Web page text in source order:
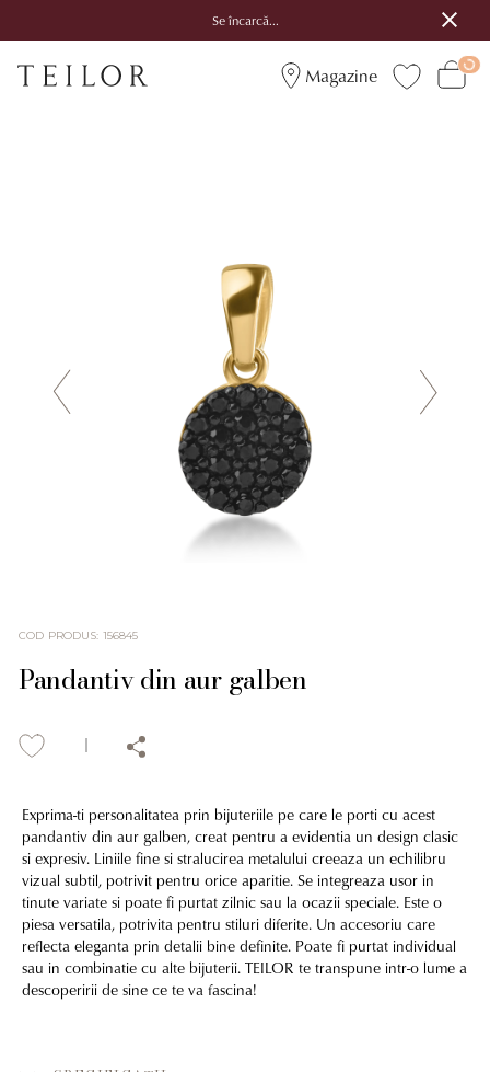
Se încarcă...
Magazine
COD PRODUS: 156845
Pandantiv din aur galben
Exprima-ti personalitatea prin bijuteriile pe care le porti cu acest
pandantiv din aur galben, creat pentru a evidentia un design clasic
si expresiv. Liniile fine si stralucirea metalului creeaza un echilibru
vizual subtil, potrivit pentru orice aparitie. Se integreaza usor in
tinute variate si poate fi purtat zilnic sau la ocazii speciale. Este o
piesa versatila, potrivita pentru stiluri diferite. Un accesoriu care
reflecta eleganta prin detalii bine definite. Poate fi purtat individual
sau in combinatie cu alte bijuterii. TEILOR te transpune intr-o lume a
descoperirii de sine ce te va fascina!